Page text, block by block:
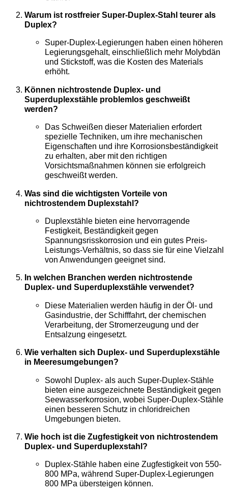
Warum ist rostfreier Super-Duplex-Stahl teurer als
Duplex?
Super-Duplex-Legierungen haben einen höheren
Legierungsgehalt, einschließlich mehr Molybdän
und Stickstoff, was die Kosten des Materials
erhöht.
Können nichtrostende Duplex- und
Superduplexstähle problemlos geschweißt
werden?
Das Schweißen dieser Materialien erfordert
spezielle Techniken, um ihre mechanischen
Eigenschaften und ihre Korrosionsbeständigkeit
zu erhalten, aber mit den richtigen
Vorsichtsmaßnahmen können sie erfolgreich
geschweißt werden.
Was sind die wichtigsten Vorteile von
nichtrostendem Duplexstahl?
Duplexstähle bieten eine hervorragende
Festigkeit, Beständigkeit gegen
Spannungsrisskorrosion und ein gutes Preis-
Leistungs-Verhältnis, so dass sie für eine Vielzahl
von Anwendungen geeignet sind.
In welchen Branchen werden nichtrostende
Duplex- und Superduplexstähle verwendet?
Diese Materialien werden häufig in der Öl- und
Gasindustrie, der Schifffahrt, der chemischen
Verarbeitung, der Stromerzeugung und der
Entsalzung eingesetzt.
Wie verhalten sich Duplex- und Superduplexstähle
in Meeresumgebungen?
Sowohl Duplex- als auch Super-Duplex-Stähle
bieten eine ausgezeichnete Beständigkeit gegen
Seewasserkorrosion, wobei Super-Duplex-Stähle
einen besseren Schutz in chloridreichen
Umgebungen bieten.
Wie hoch ist die Zugfestigkeit von nichtrostendem
Duplex- und Superduplexstahl?
Duplex-Stähle haben eine Zugfestigkeit von 550-
800 MPa, während Super-Duplex-Legierungen
800 MPa übersteigen können.